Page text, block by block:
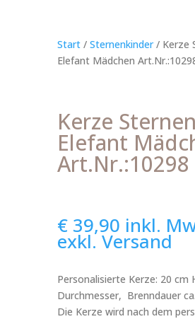
Start/ Sternenkinder/ Kerze
Elefant Mädchen
Kerze
Elefant
Art.Nr.:10298
€39,90 inkl.
exkl. Versand
Personalisierte Kerze: 20 cm
Durchmesser, Brenndauer
Die Kerze wird nach dem